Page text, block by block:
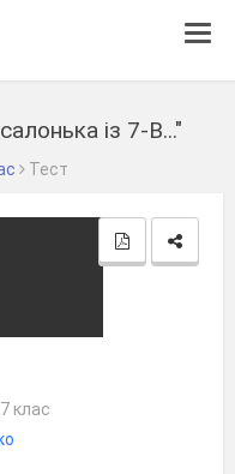
із 7-В..."
Тест
клас